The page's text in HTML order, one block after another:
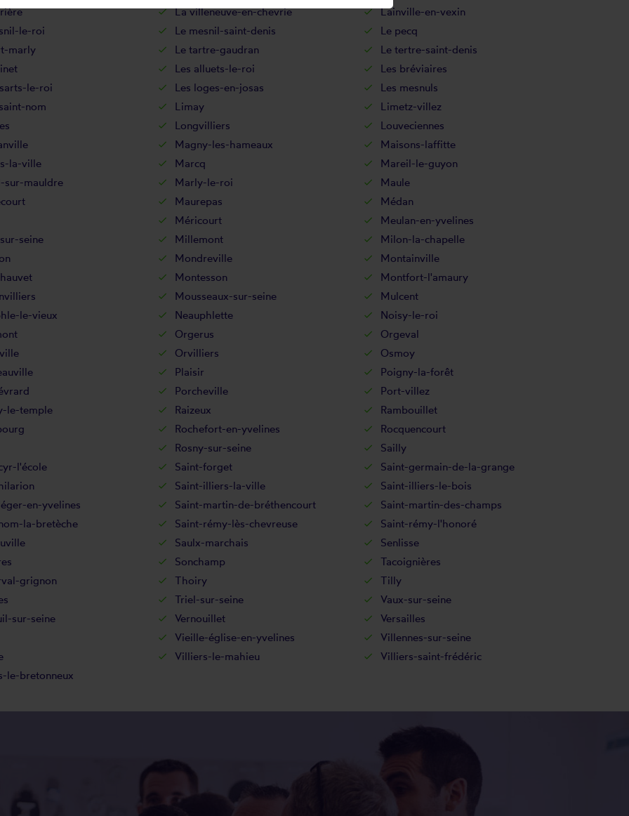
La villeneuve-en-chevrie
Lainville-en-vexin
le-roi Le mesnil-saint-denis
Le pecq
marly Le tartre-gaudran
Le tertre-saint-denis
Les alluets-le-roi
Les bréviaires
le-roi Les loges-en-josas
Les mesnuls
nom Limay
Limetz-villez
Longvilliers
Louveciennes
Magny-les-hameaux
Maisons-laffitte
la-ville Marcq
Mareil-le-guyon
sur-mauldre Marly-le-roi
Maule
Maurepas
Médan
Méricourt
Meulan-en-yvelines
seine Millemont
Milon-la-chapelle
Mondreville
Montainville
Montesson
Montfort-l'amaury
Mousseaux-sur-seine
Mulcent
le-vieux Neauphlette
Noisy-le-roi
Orgerus
Orgeval
Orvilliers
Osmoy
Plaisir
Poigny-la-forêt
Porcheville
Port-villez
le-temple Raizeux
Rambouillet
Rochefort-en-yvelines
Rocquencourt
Rosny-sur-seine
Sailly
l'école Saint-forget
Saint-germain-de-la-grange
Saint-illiers-la-ville
Saint-illiers-le-bois
en-yvelines Saint-martin-de-bréthencourt
Saint-martin-des-champs
la-bretèche Saint-rémy-lès-chevreuse
Saint-rémy-l'honoré
Saulx-marchais
Senlisse
Sonchamp
Tacoignières
grignon Thoiry
Tilly
Triel-sur-seine
Vaux-sur-seine
sur-seine Vernouillet
Versailles
Vieille-église-en-yvelines
Villennes-sur-seine
Villiers-le-mahieu
Villiers-saint-frédéric
le-bretonneux